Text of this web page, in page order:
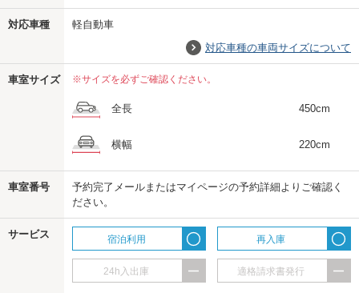
対応車種
軽自動車
対応車種の車両サイズについて
車室サイズ ※サイズを必ずご確認ください。
全長 450cm
横幅 220cm
車室番号
予約完了メールまたはマイページの予約詳細よりご確認く
ださい。
サービス 宿泊利用 再入庫
24h入出庫 適格請求書発行